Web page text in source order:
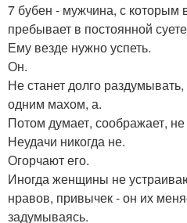
7 бубен - мужчина, с которым
пребывает в постоянной
Ему везде нужно успеть.
Он.
Не станет долго
одним махом, а.
Потом думает, соображает,
Неудачи никогда не.
Огорчают его.
Иногда женщины не
нравов, привычек - он их
задумываясь.